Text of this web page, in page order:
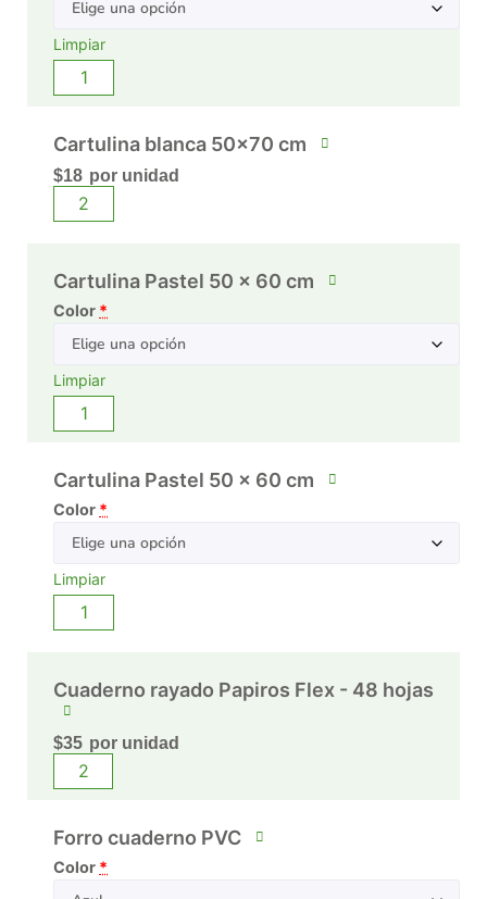
Limpiar
Cartulina blanca 50x70 cm
$18 por unidad
Cartulina Pastel 50 x 60 cm
Color *
Limpiar
Cartulina Pastel 50 x 60 cm
Color *
Limpiar
Cuaderno rayado Papiros Flex - 48 hojas
$35 por unidad
Forro cuaderno PVC
Color *